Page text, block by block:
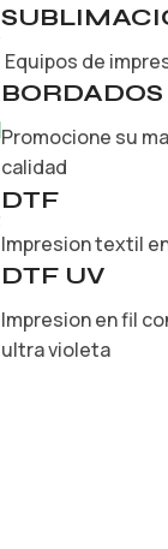
Equipos de
BORDADOS
Promocione su
calidad
DTF
Impresion textil
DTF UV
Impresion en fil
ultra violeta